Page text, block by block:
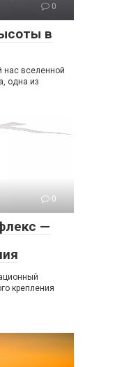
0
в
нас вселенной
одна из
0
—
крепления